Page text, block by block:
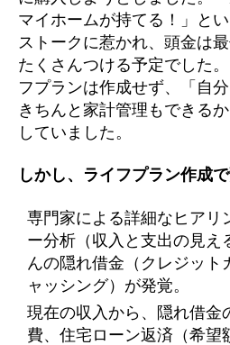
マイホームが持てる！」と
ストークに惹かれ、頭金は
たくさんつける予定でした
フプランは作成せず、「自
きちんと家計管理もできる
していました。
しかし、ライフプラン作成
専門家による詳細なヒアリ
ー分析（収入と支出の見え
んの隠れ借金（クレジット
ャッシング）が発覚。
現在の収入から、隠れ借金
費、住宅ローン返済（希望